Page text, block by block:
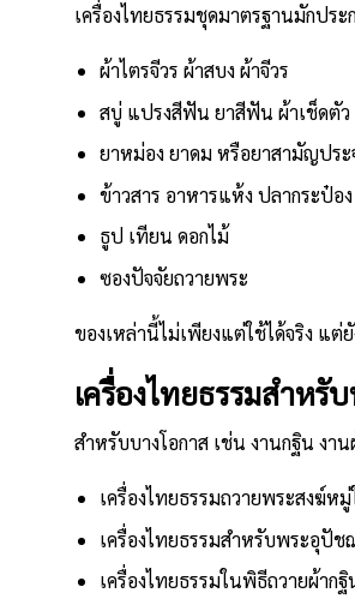
เครื่องไทยธรรมชุดมาตรฐานมักปร
ผ้าไตรจีวร ผ้าสบง ผ้าจีวร
สบู่ แปรงสีฟัน ยาสีฟัน ผ้าเช็ดตัว
ยาหม่อง ยาดม หรือยาสามัญประ
ข้าวสาร อาหารแห้ง ปลากระป๋อ
ธูป เทียน ดอกไม้
ซองปัจจัยถวายพระ
ของเหล่านี้ไม่เพียงแต่ใช้ได้จริง แ
เครื่องไทยธรรมสำหรั
สำหรับบางโอกาส เช่น งานกฐิน งา
เครื่องไทยธรรมถวายพระสงฆ์ห
เครื่องไทยธรรมสำหรับพระอุปัช
เครื่องไทยธรรมในพิธีถวายผ้าก